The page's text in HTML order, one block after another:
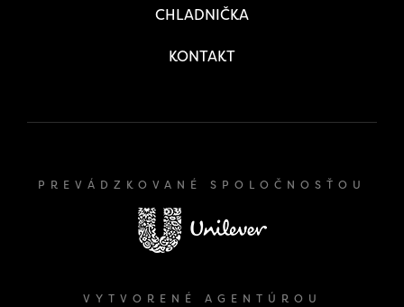
CHLADNIČKA
KONTAKT
PREVÁDZKOVANÉ SPOLOČNOSŤOU
VYTVORENÉ AGENTÚROU